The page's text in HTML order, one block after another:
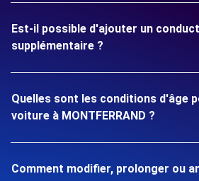
Est-il possible d'ajouter un
supplémentaire ?
Quelles sont les conditions d'âge
voiture à MONTFERRAND ?
Comment modifier, prolonger ou